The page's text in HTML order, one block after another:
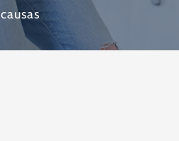
causas